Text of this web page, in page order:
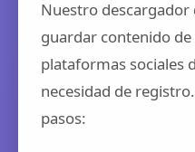
Nuestro
guardar contenido
plataformas sociales
necesidad de
pasos: